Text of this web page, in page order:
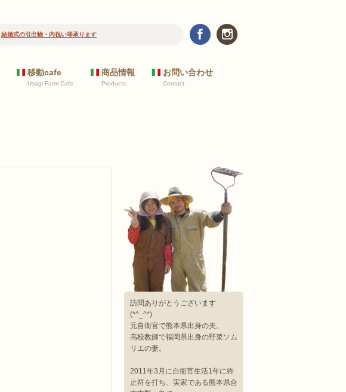
結婚式の引出物・内祝い等承ります
移動cafe
Usagi Farm Cafe
商品情報
Products
お問い合わせ
Contact
訪問ありがとうございます
(*^_^*)
元自衛官で熊本県出身の夫。
高校教師で福岡県出身の野菜ソム
リエの妻。
2011年3月に自衛官生活1年に終
止符を打ち、実家である熊本県合